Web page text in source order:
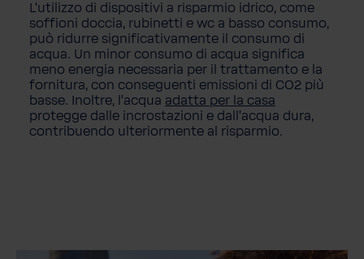
L'utilizzo di dispositivi a risparmio idrico, come
soffioni doccia, rubinetti e wc a basso consumo,
può ridurre significativamente il consumo di
acqua. Un minor consumo di acqua significa
meno energia necessaria per il trattamento e la
fornitura, con conseguenti emissioni di CO2 più
basse. Inoltre, l'acqua adatta per la casa
protegge dalle incrostazioni e dall'acqua dura,
contribuendo ulteriormente al risparmio.